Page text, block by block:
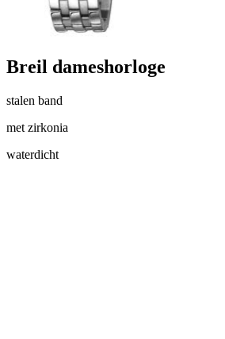
Breil dameshorloge
stalen band
met zirkonia
waterdicht